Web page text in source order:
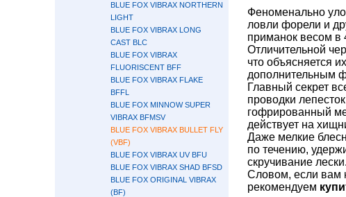
BLUE FOX VIBRAX NORTHERN
LIGHT
BLUE FOX VIBRAX LONG
CAST BLC
BLUE FOX VIBRAX
FLUORISCENT BFF
BLUE FOX VIBRAX FLAKE
BFFL
BLUE FOX MINNOW SUPER
VIBRAX BFMSV
BLUE FOX VIBRAX BULLET FLY
(VBF)
BLUE FOX VIBRAX UV BFU
BLUE FOX VIBRAX SHAD BFSD
BLUE FOX ORIGINAL VIBRAX
(BF)
Феноменально
ловли форели и
приманок весом в
Отличительной
что объясняется
дополнительным
Главный секрет
проводки
гофрированный
действует на
Даже мелкие
по течению,
скручивание лески.
Словом, если вам
рекомендуем